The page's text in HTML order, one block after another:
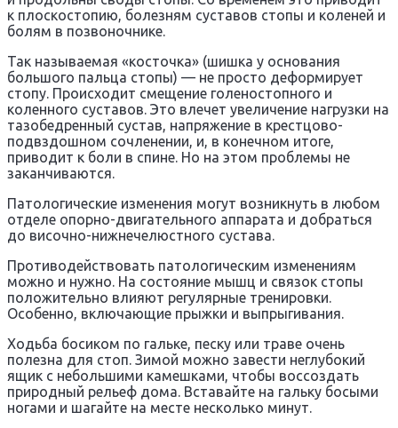
к плоскостопию, болезням суставов стопы и коленей и
болям в позвоночнике.
Так называемая «косточка» (шишка у основания
большого пальца стопы) — не просто деформирует
стопу. Происходит смещение голеностопного и
коленного суставов. Это влечет увеличение нагрузки на
тазобедренный сустав, напряжение в крестцово-
подвздошном сочленении, и, в конечном итоге,
приводит к боли в спине. Но на этом проблемы не
заканчиваются.
Патологические изменения могут возникнуть в любом
отделе опорно-двигательного аппарата и добраться
до височно-нижнечелюстного сустава.
Противодействовать патологическим изменениям
можно и нужно. На состояние мышц и связок стопы
положительно влияют регулярные тренировки.
Особенно, включающие прыжки и выпрыгивания.
Ходьба босиком по гальке, песку или траве очень
полезна для стоп. Зимой можно завести неглубокий
ящик с небольшими камешками, чтобы воссоздать
природный рельеф дома. Вставайте на гальку босыми
ногами и шагайте на месте несколько минут.